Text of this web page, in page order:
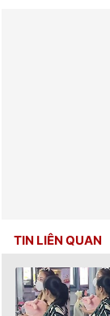
TIN LIÊN QUAN